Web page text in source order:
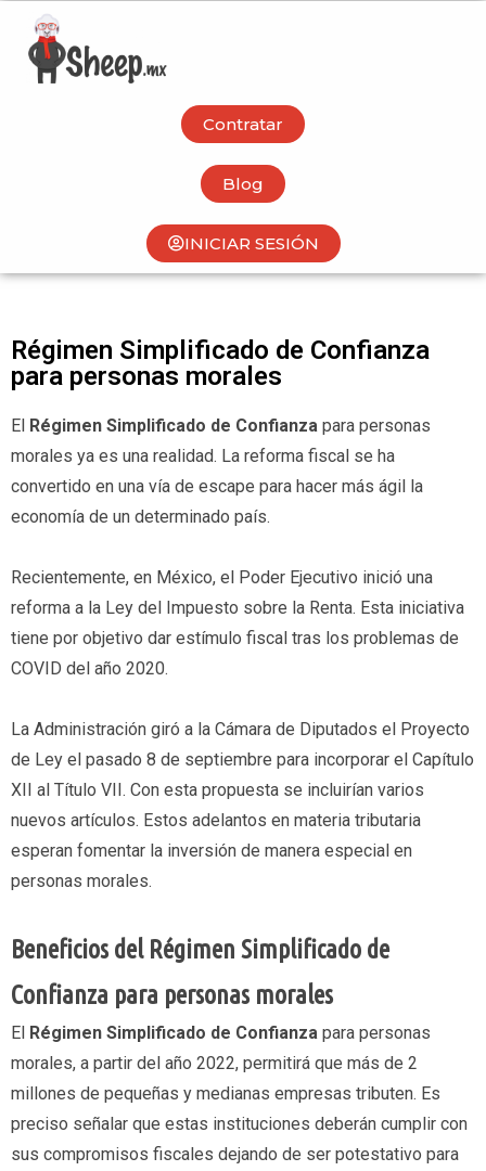
Contratar
Blog
INICIAR SESIÓN
Régimen Simplificado de Confianza
para personas morales
El Régimen Simplificado de Confianza para personas
morales ya es una realidad. La reforma fiscal se ha
convertido en una vía de escape para hacer más ágil la
economía de un determinado país.
Recientemente, en México, el Poder Ejecutivo inició una
reforma a la Ley del Impuesto sobre la Renta. Esta iniciativa
tiene por objetivo dar estímulo fiscal tras los problemas de
COVID del año 2020.
La Administración giró a la Cámara de Diputados el Proyecto
de Ley el pasado 8 de septiembre para incorporar el Capítulo
XII al Título VII. Con esta propuesta se incluirían varios
nuevos artículos. Estos adelantos en materia tributaria
esperan fomentar la inversión de manera especial en
personas morales.
Beneficios del Régimen Simplificado de
Confianza para personas morales
El Régimen Simplificado de Confianza para personas
morales, a partir del año 2022, permitirá que más de 2
millones de pequeñas y medianas empresas tributen. Es
preciso señalar que estas instituciones deberán cumplir con
sus compromisos fiscales dejando de ser potestativo para